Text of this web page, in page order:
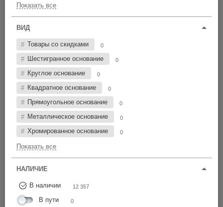
Показать все
ВИД
Товары со скидками 0
Шестигранное основание 0
Круглое основание 0
Квадратное основание 0
Прямоугольное основание 0
Металлическое основание 0
Хромированное основание 0
Показать все
НАЛИЧИЕ
В наличии 12 357
В пути 0
M6
20
8.6
19
от 5,80 р.